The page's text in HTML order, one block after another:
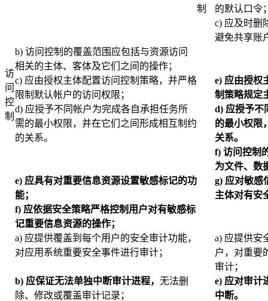
访
问
控
制
制
的默认口令
c) 应及时删
避免共享账
b) 访问控制的覆盖范围应包括与资源访问
相关的主体、客体及它们之间的操作；
c) 应由授权主体配置访问控制策略，并严格
限制默认帐户的访问权限；
e) 应由授权
制策略规定
d) 应授予不同帐户为完成各自承担任务所
需的最小权限，并在它们之间形成相互制约
的关系。
d) 应授予不
的最小权限
关系。
f) 访问控制
为文件、数
e) 应具有对重要信息资源设置敏感标记的功
能；
g) 应对敏感
主体对有安
f) 应依据安全策略严格控制用户对有敏感标
记重要信息资源的操作；
a) 应提供覆盖到每个用户的安全审计功能，
对应用系统重要安全事件进行审计；
a) 应提供安
户，对重要
审计；
b) 应保证无法单独中断审计进程， 无法删
除、修改或覆盖审计记录；
e) 应对审计
中断。